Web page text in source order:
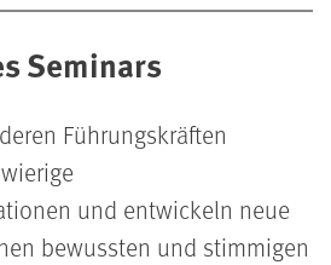
Seminars
Führungskräften
und entwickeln neue
bewussten und stimmigen